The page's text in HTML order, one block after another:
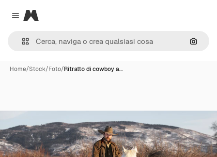
Close menu
Magnific
Cerca
Home/Stock/Foto/Ritratto di cowboy a…